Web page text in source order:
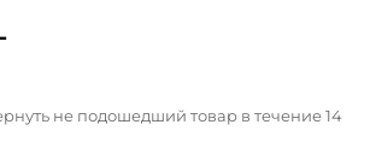
не подошедший товар в течение 14